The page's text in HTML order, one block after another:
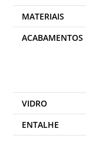
MATERIAIS
ACABAMENTOS
VIDRO
ENTALHE